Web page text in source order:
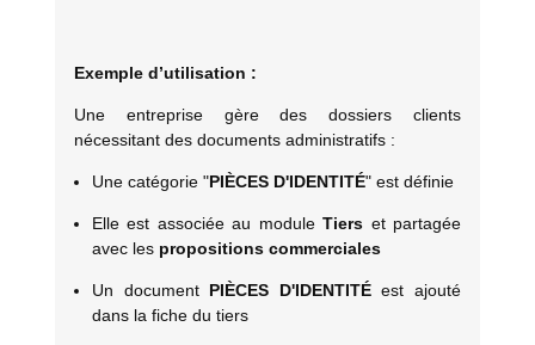
Exemple d’utilisation :
Une entreprise gère des dossiers clients
nécessitant des documents administratifs :
Une catégorie "PIÈCES D'IDENTITÉ" est définie
Elle est associée au moduleTiers et partagée
avec les propositions commerciales
Un document PIÈCES D'IDENTITÉest ajouté
dans la fiche du tiers